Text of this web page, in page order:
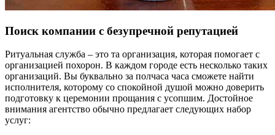
Поиск компании с безупречной репутацией
Ритуальная служба – это та организация, которая помогает с
организацией похорон. В каждом городе есть несколько таких
организаций. Вы буквально за полчаса часа сможете найти
исполнителя, которому со спокойной душой можно доверить
подготовку к церемонии прощания с усопшим. Достойное
внимания агентство обычно предлагает следующих набор
услуг: